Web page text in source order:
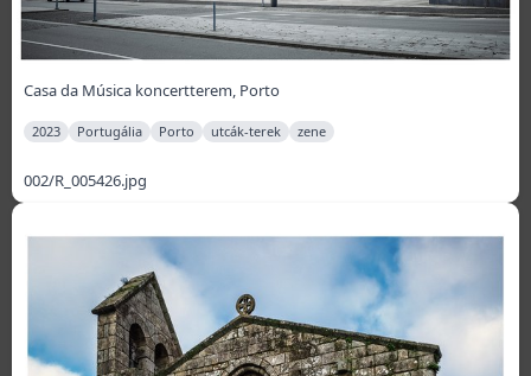
Casa da Música koncertterem, Porto
2023 Portugália Porto utcák-terek zene
002/R_005426.jpg